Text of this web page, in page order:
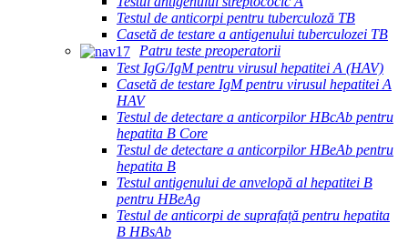
Testul de anticorpi pentru tuberculoză TB
Casetă de testare a antigenului tuberculozei TB
Patru teste preoperatorii
Test IgG/IgM pentru virusul hepatitei A (HAV)
Casetă de testare IgM pentru virusul hepatitei A
HAV
Testul de detectare a anticorpilor HBcAb pentru
hepatita B Core
Testul de detectare a anticorpilor HBeAb pentru
hepatita B
Testul antigenului de anvelopă al hepatitei B
pentru HBeAg
Testul de anticorpi de suprafață pentru hepatita
B HBsAb